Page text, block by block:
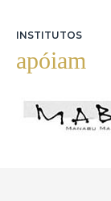
INSTITUTOS
apóiam